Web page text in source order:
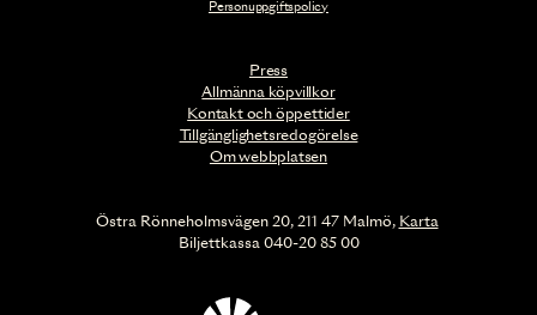
Press
Allmänna köpvillkor
Kontakt och öppettider
Tillgänglighetsredogörelse
Om webbplatsen
Personuppgiftspolicy
Östra Rönneholmsvägen 20, 211 47 Malmö, Karta
Biljettkassa 040-20 85 00